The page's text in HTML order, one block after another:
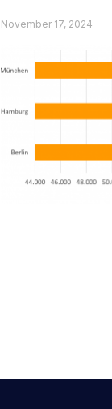
November 17, 2024